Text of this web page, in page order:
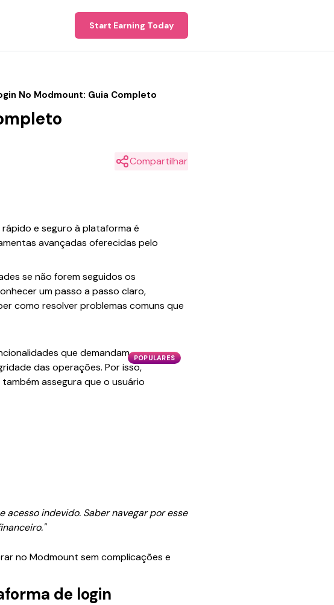
Start Earning Today
No Modmount: Guia Completo
Compartilhar
e seguro à plataforma é
avançadas oferecidas pelo
se não forem seguidos os
um passo a passo claro,
como resolver problemas comuns que
POPULARES
que demandam
das operações. Por isso,
assegura que o usuário
acesso indevido. Saber navegar por esse
no Modmount sem complicações e
de login